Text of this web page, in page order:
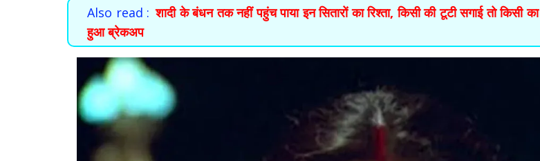
Also read : शादी के बंधन तक नहीं पहुंच पाया इन सितारों का रिश्ता, किसी की टूटी सगाई तो किसी का
हुआ ब्रेकअप